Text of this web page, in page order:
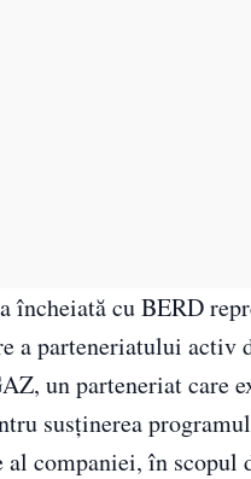
încheiată cu BERD
a parteneriatului activ
un parteneriat care
susținerea
al companiei, în scopul